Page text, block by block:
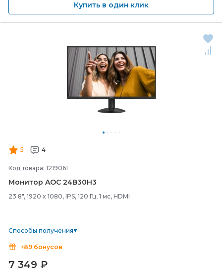
Купить в один клик
5 4
Код товара: 1219061
Монитор AOC 24B30H3
23.8", 1920 x 1080, IPS, 120 Гц, 1 мс, HDMI
Способы получения
+89 бонусов
7 349 ₽